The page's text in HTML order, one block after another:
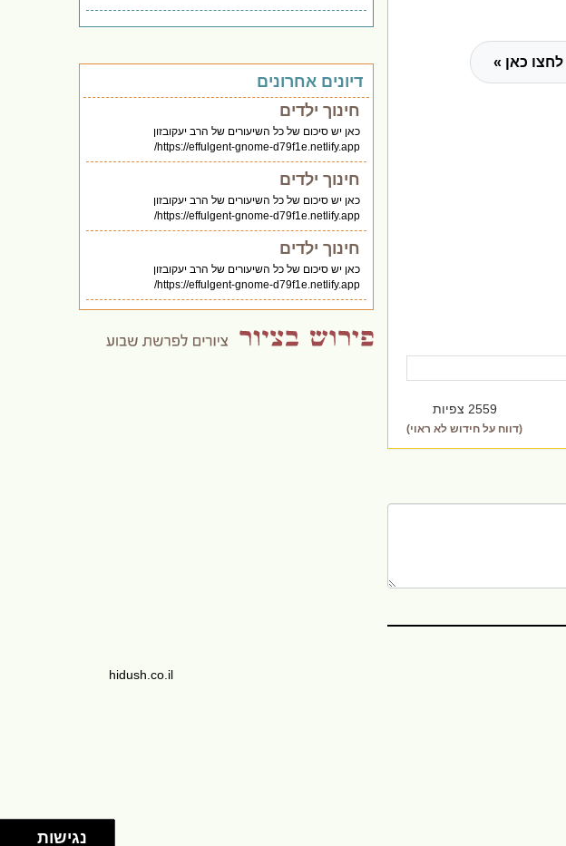
לחצו כאן »
2559 צפיות
(דווח על חידוש לא ראוי)
דיונים אחרונים
חינוך ילדים
כאן יש סיכום של כל השיעורים של הרב יעקובזון
https://effulgent-gnome-d79f1e.netlify.app/
חינוך ילדים
כאן יש סיכום של כל השיעורים של הרב יעקובזון
https://effulgent-gnome-d79f1e.netlify.app/
חינוך ילדים
כאן יש סיכום של כל השיעורים של הרב יעקובזון
https://effulgent-gnome-d79f1e.netlify.app/
hidush.co.il
נגישות